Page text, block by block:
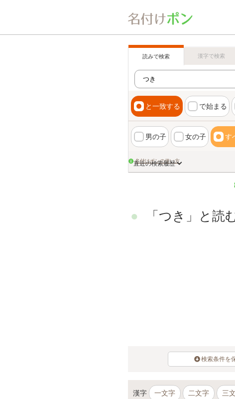
読みで検索 漢字で検索
と一致する で始まる
男の子 女の子 す
名付けポンの使い方
直近の検索履歴
「つき」と読
検索条件を
漢字 一文字 二文字 三